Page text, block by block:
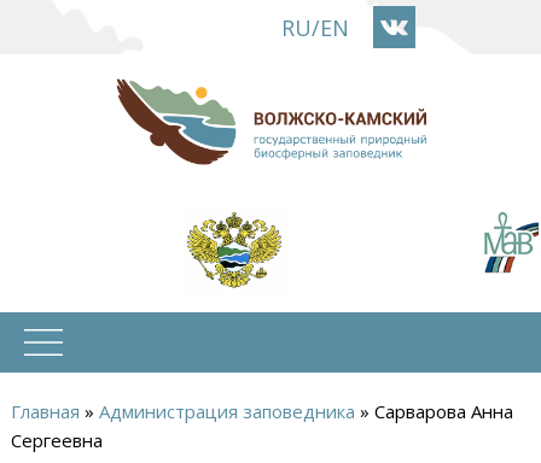
основному
содержанию
RU/EN
Вы
Главная » Администрация заповедника » Сарварова Анна
Сергеевна